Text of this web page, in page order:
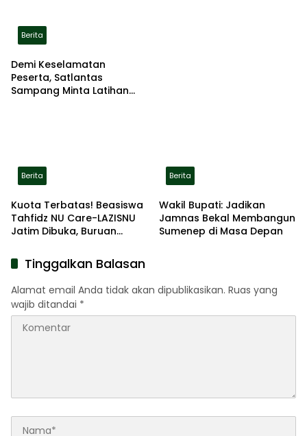
Berita
Demi Keselamatan
Peserta, Satlantas
Sampang Minta Latihan
Berita
Kuota Terbatas! Beasiswa
Tahfidz NU Care-LAZISNU
Jatim Dibuka, Buruan
Berita
Wakil Bupati: Jadikan
Jamnas Bekal Membangun
Sumenep di Masa Depan
Tinggalkan Balasan
Alamat email Anda tidak akan dipublikasikan. Ruas yang
wajib ditandai *